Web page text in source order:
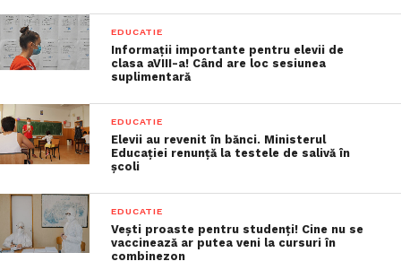
EDUCATIE
Informații importante pentru elevii de
clasa aVIII-a! Când are loc sesiunea
suplimentară
EDUCATIE
Elevii au revenit în bănci. Ministerul
Educației renunță la testele de salivă în
școli
EDUCATIE
Vești proaste pentru studenți! Cine nu se
vaccinează ar putea veni la cursuri în
combinezon